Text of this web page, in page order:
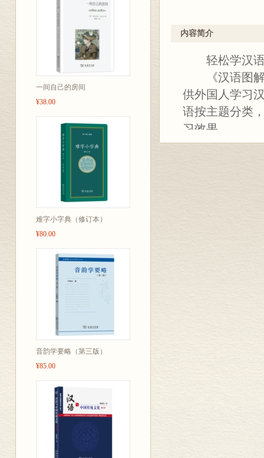
一间自己的房间
¥38.00
难字小字典（修订本）
¥80.00
音韵学要略（第三版）
¥85.00
内容简介
轻松学汉语
《汉语图解
供外国人学习
语按主题分类
习效果。
本词典的15个